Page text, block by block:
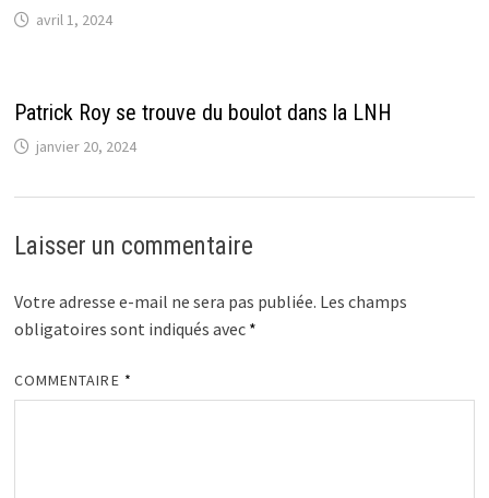
avril 1, 2024
Patrick Roy se trouve du boulot dans la LNH
janvier 20, 2024
Laisser un commentaire
Votre adresse e-mail ne sera pas publiée. Les champs
obligatoires sont indiqués avec *
COMMENTAIRE *